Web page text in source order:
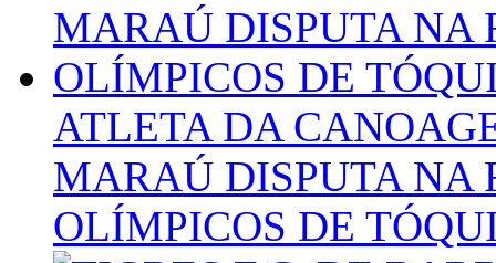
ATLETA DA
MARAÚ DISPUTA NA
OLÍMPICOS DE